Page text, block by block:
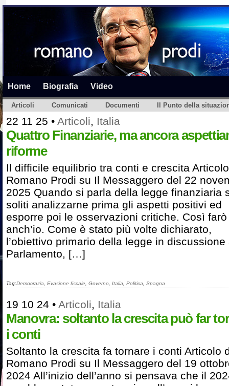
Home Biografia Video
Articoli Comunicati Documenti Il Punto della
22 11 25 • Articoli, Italia
Quattro Finanziarie, ma ancora
riforme
Il difficile equilibrio tra conti e crescita
Romano Prodi su Il Messaggero del 22
2025 Quando si parla della legge finanziaria
soliti analizzarne prima gli aspetti positivi ed
esporre poi le osservazioni critiche. Così farò
anch’io. Come è stato più volte dichiarato,
l’obiettivo primario della legge in discussione
Parlamento, […]
Tag:Democrazia Evasione fiscale Governo Italia Politica Spagna
19 10 24 • Articoli, Italia
Manovra: soltanto la crescita può far
i conti
Soltanto la crescita fa tornare i conti Articolo
Romano Prodi su Il Messaggero del 19
2024 All’inizio dell’anno si pensava che il